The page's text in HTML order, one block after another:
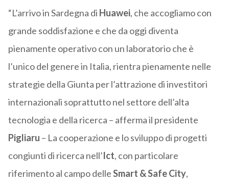
“L’arrivo in Sardegna di Huawei, che accogliamo con
grande soddisfazione e che da oggi diventa
pienamente operativo con un laboratorio che è
l’unico del genere in Italia, rientra pienamente nelle
strategie della Giunta per l’attrazione di investitori
internazionali soprattutto nel settore dell’alta
tecnologia e della ricerca – afferma il presidente
Pigliaru – La cooperazione e lo sviluppo di progetti
congiunti di ricerca nell’Ict, con particolare
riferimento al campo delleSmart & Safe City,